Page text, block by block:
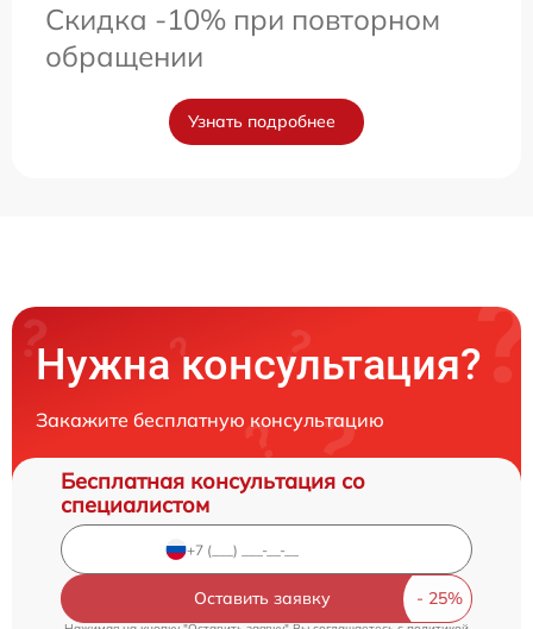
Скидка -10% при повторном
обращении
Узнать подробнее
Нужна консультация?
Закажите бесплатную консультацию
Бесплатная консультация со
специалистом
Оставить заявку